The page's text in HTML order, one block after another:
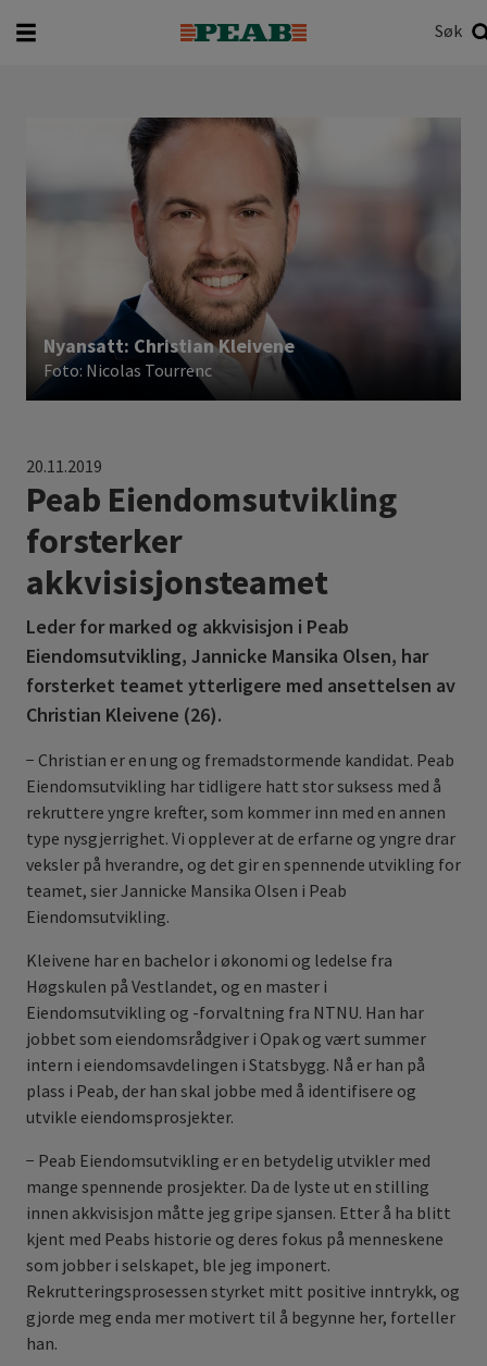
Søk
Nyansatt: Christian Kleivene
Foto: Nicolas Tourrenc
20.11.2019
Peab Eiendomsutvikling
forsterker
akkvisisjonsteamet
Leder for marked og akkvisisjon i Peab
Eiendomsutvikling, Jannicke Mansika Olsen, har
forsterket teamet ytterligere med ansettelsen av
Christian Kleivene (26).
− Christian er en ung og fremadstormende kandidat. Peab
Eiendomsutvikling har tidligere hatt stor suksess med å
rekruttere yngre krefter, som kommer inn med en annen
type nysgjerrighet. Vi opplever at de erfarne og yngre drar
veksler på hverandre, og det gir en spennende utvikling for
teamet, sier Jannicke Mansika Olsen i Peab
Eiendomsutvikling.
Kleivene har en bachelor i økonomi og ledelse fra
Høgskulen på Vestlandet, og en master i
Eiendomsutvikling og -forvaltning fra NTNU. Han har
jobbet som eiendomsrådgiver i Opak og vært summer
intern i eiendomsavdelingen i Statsbygg. Nå er han på
plass i Peab, der han skal jobbe med å identifisere og
utvikle eiendomsprosjekter.
− Peab Eiendomsutvikling er en betydelig utvikler med
mange spennende prosjekter. Da de lyste ut en stilling
innen akkvisisjon måtte jeg gripe sjansen. Etter å ha blitt
kjent med Peabs historie og deres fokus på menneskene
som jobber i selskapet, ble jeg imponert.
Rekrutteringsprosessen styrket mitt positive inntrykk, og
gjorde meg enda mer motivert til å begynne her, forteller
han.